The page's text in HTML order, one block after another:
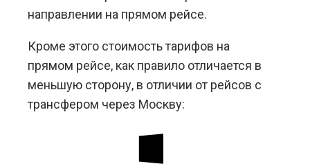
направлении на прямом рейсе.
Кроме этого стоимость тарифов на
прямом рейсе, как правило отличается в
меньшую сторону, в отличии от рейсов с
трансфером через Москву: